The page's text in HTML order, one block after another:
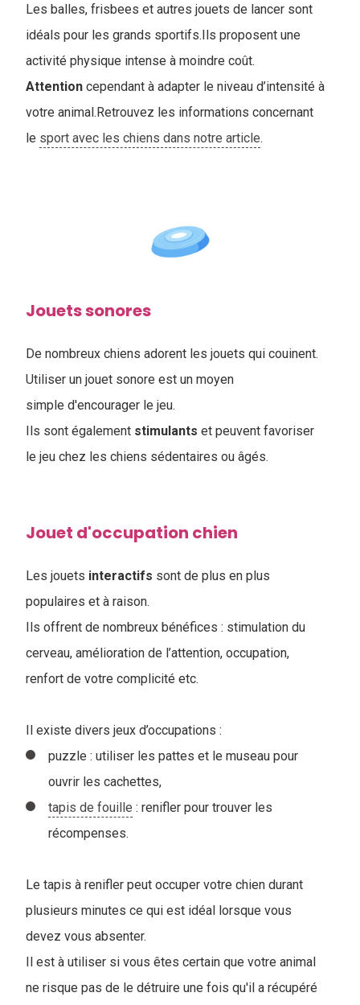
Les balles, frisbees et autres jouets de lancer sont
idéals pour les grands sportifs.Ils proposent une
activité physique intense à moindre coût.
Attention cependant à adapter le niveau d’intensité à
votre animal.Retrouvez les informations concernant
le sport avec les chiens dans notre article.
Jouets sonores
De nombreux chiens adorent les jouets qui couinent.
Utiliser un jouet sonore est un moyen
simple d'encourager le jeu.
Ils sont également stimulants et peuvent favoriser
le jeu chez les chiens sédentaires ou âgés.
Jouet d'occupation chien
Les jouets interactifs sont de plus en plus
populaires et à raison.
Ils offrent de nombreux bénéfices : stimulation du
cerveau, amélioration de l’attention, occupation,
renfort de votre complicité etc.
Il existe divers jeux d’occupations :
puzzle : utiliser les pattes et le museau pour
ouvrir les cachettes,
tapis de fouille : renifler pour trouver les
récompenses.
Le tapis à renifler peut occuper votre chien durant
plusieurs minutes ce qui est idéal lorsque vous
devez vous absenter.
l est à utiliser si vous êtes certain que votre animal
ne risque pas de le détruire une fois qu'il a récupéré